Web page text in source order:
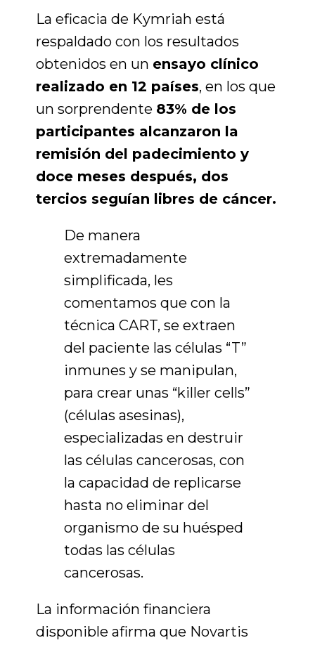
La eficacia de Kymriah está
respaldado con los resultados
obtenidos en un ensayo clínico
realizado en 12 países, en los que
un sorprendente 83% de los
participantes alcanzaron la
remisión del padecimiento y
doce meses después, dos
tercios seguían libres de cáncer.
De manera
extremadamente
simplificada, les
comentamos que con la
técnica CART, se extraen
del paciente las células “T”
inmunes y se manipulan,
para crear unas “killer cells”
(células asesinas),
especializadas en destruir
las células cancerosas, con
la capacidad de replicarse
hasta no eliminar del
organismo de su huésped
todas las células
cancerosas.
La información financiera
disponible afirma que Novartis